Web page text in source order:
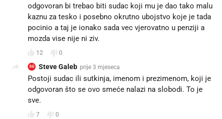
odgovoran bi trebao biti sudac koji mu je dao tako malu
kaznu za tesko i posebno okrutno ubojstvo koje je tada
pocinio a taj je ionako sada vec vjerovatno u penziji a
mozda vise nije ni ziv.
12 0
SG Steve Galeb prije 3 mjeseca
Postoji sudac ili sutkinja, imenom i prezimenom, koji je
odgovoran što se ovo smeće nalazi na slobodi. To je
sve.
7 0